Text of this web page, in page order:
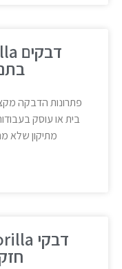
פתרונות הדבקה
בית או עוסק
מתיקון שלא